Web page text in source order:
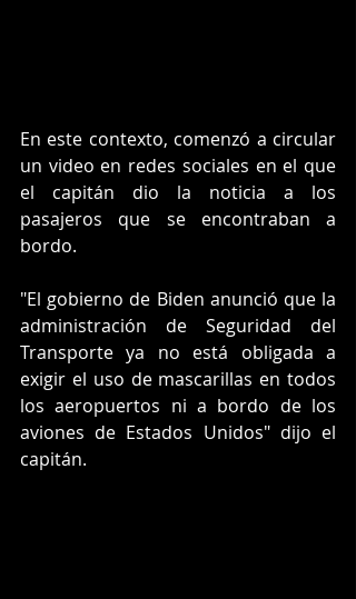
En este contexto, comenzó a circular
un video en redes sociales en el que
el capitán dio la noticia a los
pasajeros que se encontraban a
bordo.
"El gobierno de Biden anunció que la
administración de Seguridad del
Transporte ya no está obligada a
exigir el uso de mascarillas en todos
los aeropuertos ni a bordo de los
aviones de Estados Unidos" dijo el
capitán.